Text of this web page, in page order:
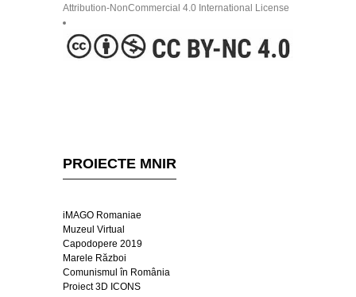
Attribution-NonCommercial 4.0 International License
PROIECTE MNIR
iMAGO Romaniae
Muzeul Virtual
Capodopere 2019
Marele Război
Comunismul în România
Proiect 3D ICONS